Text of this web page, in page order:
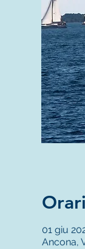
01 giu
Ancona,